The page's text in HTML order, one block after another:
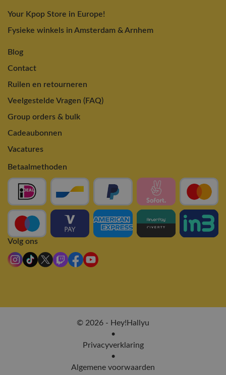
Your Kpop Store in Europe!
Fysieke winkels in Amsterdam & Arnhem
Blog
Contact
Ruilen en retourneren
Veelgestelde Vragen (FAQ)
Group orders & bulk
Cadeaubonnen
Vacatures
Betaalmethoden
Volg ons
© 2026 - Hey!Hallyu
•
Privacyverklaring
•
Algemene voorwaarden